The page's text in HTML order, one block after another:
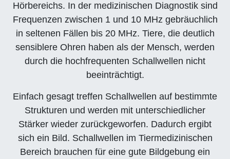
Hörbereichs. In der medizinischen Diagnostik sind
Frequenzen zwischen 1 und 10 MHz gebräuchlich
in seltenen Fällen bis 20 MHz. Tiere, die deutlich
sensiblere Ohren haben als der Mensch, werden
durch die hochfrequenten Schallwellen nicht
beeinträchtigt.
Einfach gesagt treffen Schallwellen auf bestimmte
Strukturen und werden mit unterschiedlicher
Stärker wieder zurückgeworfen. Dadurch ergibt
sich ein Bild. Schallwellen im Tiermedizinischen
Bereich brauchen für eine gute Bildgebung ein